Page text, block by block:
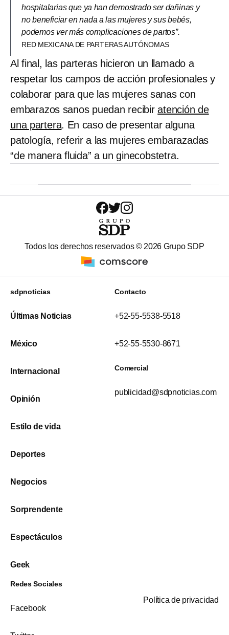
hospitalarias que ya han demostrado ser dañinas y
no beneficiar en nada a las mujeres y sus bebés,
podemos ver más complicaciones de partos”.
RED MEXICANA DE PARTERAS AUTÓNOMAS
Al final, las parteras hicieron un llamado a
respetar los campos de acción profesionales y
colaborar para que las mujeres sanas con
embarazos sanos puedan recibiratención de
una partera. En caso de presentar alguna
patología, referir a las mujeres embarazadas
“de manera fluida” a un ginecobstetra.
Todos los derechos reservados © 2026 Grupo SDP
sdpnoticias
Últimas Noticias
México
Internacional
Opinión
Estilo de vida
Deportes
Negocios
Sorprendente
Espectáculos
Geek
Contacto
+52-55-5538-5518
+52-55-5530-8671
Comercial
publicidad@sdpnoticias.com
Redes Sociales
Facebook
Política de privacidad